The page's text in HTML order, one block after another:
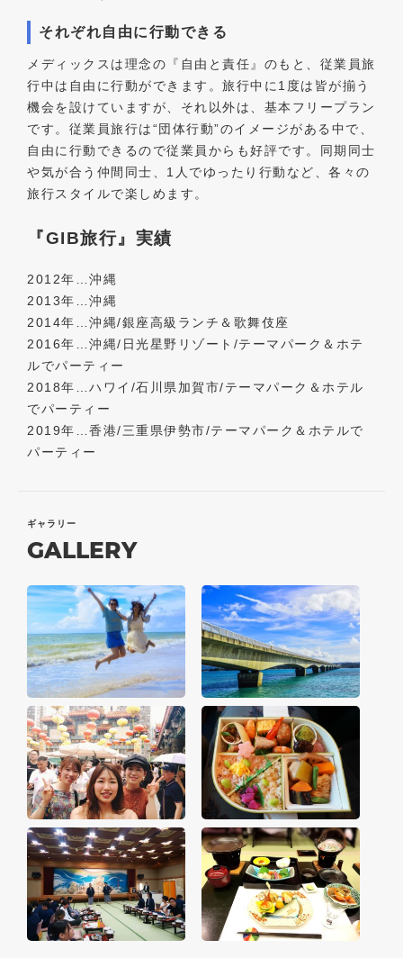
それぞれ自由に行動できる
メディックスは理念の『自由と責任』のもと、従業員旅
行中は自由に行動ができます。旅行中に1度は皆が揃う
機会を設けていますが、それ以外は、基本フリープラン
です。従業員旅行は“団体行動”のイメージがある中で、
自由に行動できるので従業員からも好評です。同期同士
や気が合う仲間同士、1人でゆったり行動など、各々の
旅行スタイルで楽しめます。
『GIB旅行』実績
2012年…沖縄
2013年…沖縄
2014年…沖縄/銀座高級ランチ＆歌舞伎座
2016年…沖縄/日光星野リゾート/テーマパーク＆ホテ
ルでパーティー
2018年…ハワイ/石川県加賀市/テーマパーク＆ホテル
でパーティー
2019年…香港/三重県伊勢市/テーマパーク＆ホテルで
パーティー
ギャラリー
GALLERY